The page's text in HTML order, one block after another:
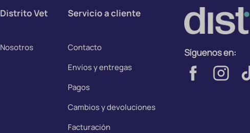
Distrito Vet
Nosotros
Servicio a cliente
Contacto
Envíos y entregas
Pagos
Cambios y devoluciones
Facturación
Síguenos en: